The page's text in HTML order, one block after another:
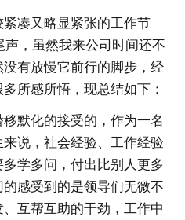
凑又略显紧张的工作节
，虽然我来公司时间还不
有放慢它前行的脚步，经
所感所悟，现总结如下：
默化的接受的，作为一名
说，社会经验、工作经验
学多问，付出比别人更多
感受到的是领导们无微不
互帮互助的干劲，工作中